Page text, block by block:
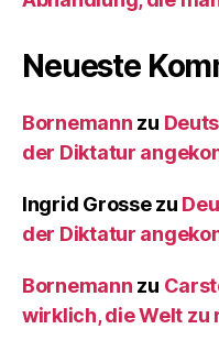
Neueste
Bornemann zu
der Diktatur
Ingrid Grossezu
der Diktatur
Bornemann zu
wirklich, die Welt zu